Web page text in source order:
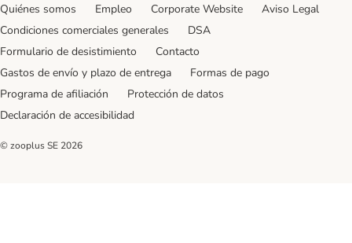
Quiénes somos Empleo Corporate Website
Aviso Legal
Condiciones comerciales generales
DSA
Formulario de desistimiento
Contacto
Gastos de envío y plazo de entrega
Formas de pago
Programa de afiliación
Protección de datos
Declaración de accesibilidad
© zooplus SE 2026